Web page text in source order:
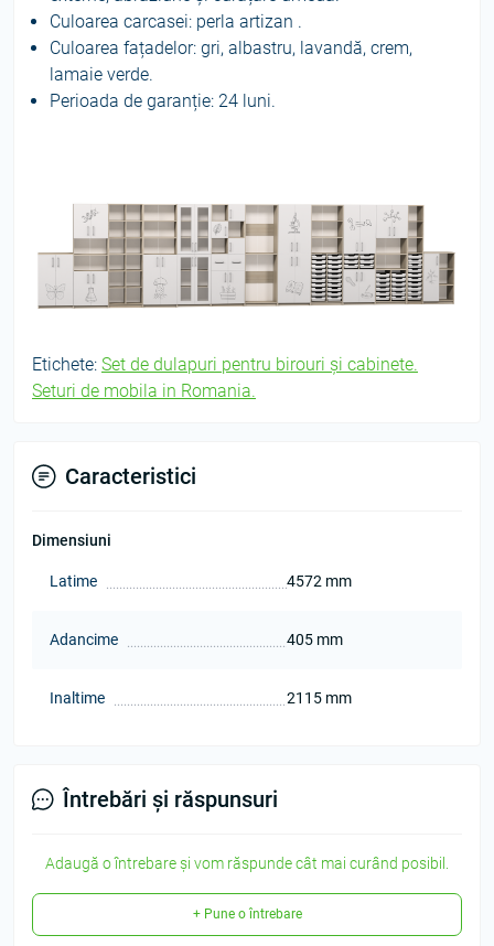
Culoarea carcasei: perla artizan .
Culoarea fațadelor: gri, albastru, lavandă, crem,
lamaie verde.
Perioada de garanție: 24 luni.
Etichete: Set de dulapuri pentru birouri și cabinete.
Seturi de mobila in Romania.
Caracteristici
Dimensiuni
Latime 4572 mm
Adancime 405 mm
Inaltime 2115 mm
Întrebări și răspunsuri
Adaugă o întrebare și vom răspunde cât mai curând posibil.
+ Pune o întrebare